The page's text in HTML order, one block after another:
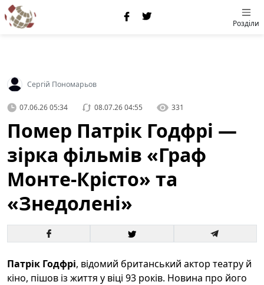
Розділи
Сергій Пономарьов
07.06.26 05:34 08.07.26 04:55 331
Помер Патрік Годфрі —
зірка фільмів «Граф
Монте-Крісто» та
«Знедолені»
Патрік Годфрі, відомий британський актор театру й
кіно, пішов із життя у віці 93 років. Новина про його